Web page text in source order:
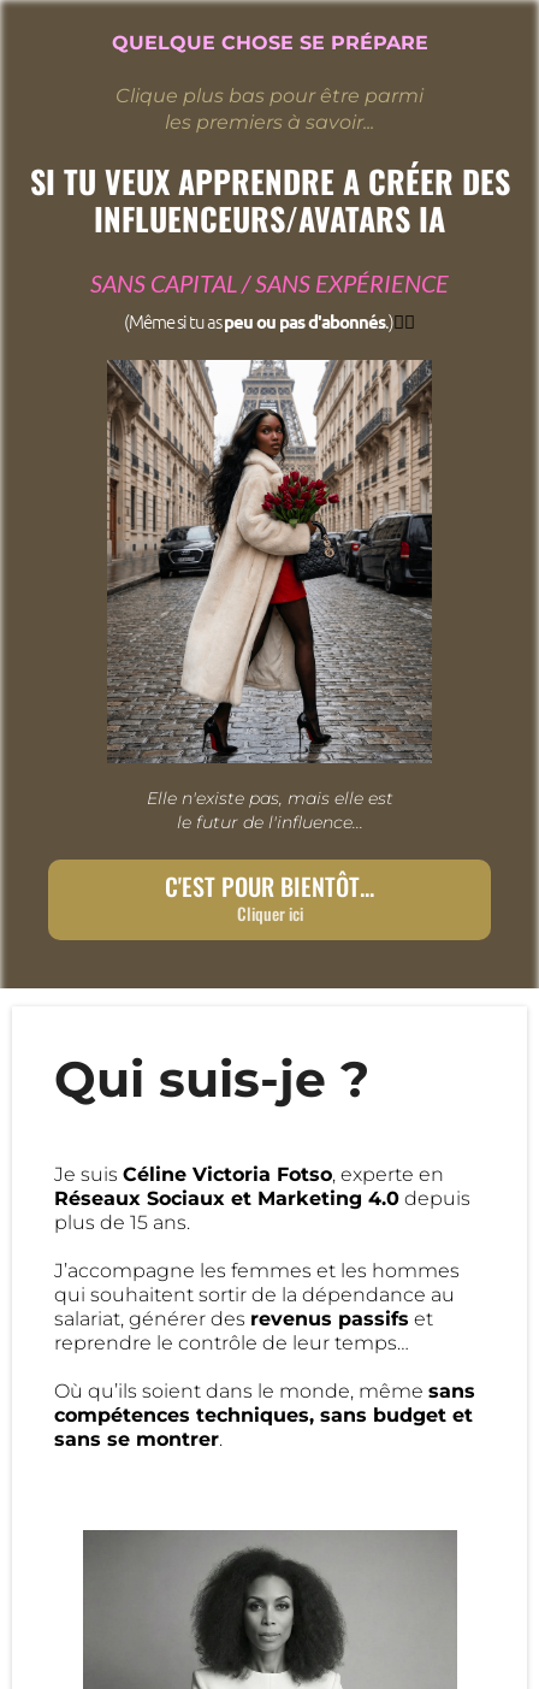
QUELQUE CHOSE SE PRÉPARE
Clique plus bas pour être parmi
les premiers à savoir...
SI TU VEUX APPRENDRE A CRÉER DES
INFLUENCEURS/AVATARS IA
SANS CAPITAL / SANS EXPÉRIENCE
(Même si tu aspeu ou pas d'abonnés.)👇🏼
Elle n'existe pas, mais elle est
le futur de l'influence...
C'EST POUR BIENTÔT...
Cliquer ici
Qui suis-je ?
Je suis Céline Victoria Fotso, experte en
Réseaux Sociaux et Marketing 4.0 depuis
plus de 15 ans.
J’accompagne les femmes et les hommes
qui souhaitent sortir de la dépendance au
salariat, générer des revenus passifs et
reprendre le contrôle de leur temps…
Où qu’ils soient dans le monde, même sans
compétences techniques, sans budget et
sans se montrer.